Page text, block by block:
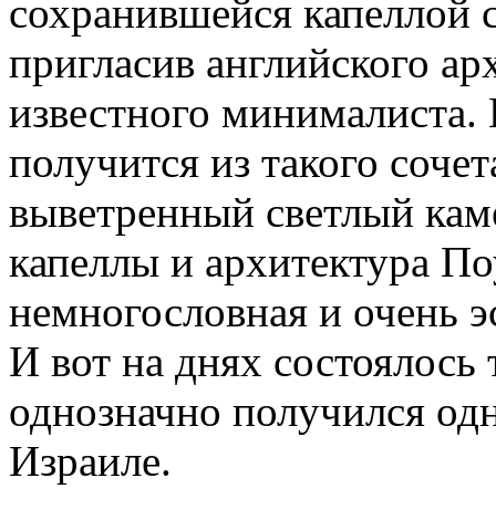
сохранившейся капеллой
пригласив английского
известного
получится из такого
выветренный светлый
капеллы и архитектура
немногословная и очень
И вот на днях состоялось
однозначно получился
Израиле.